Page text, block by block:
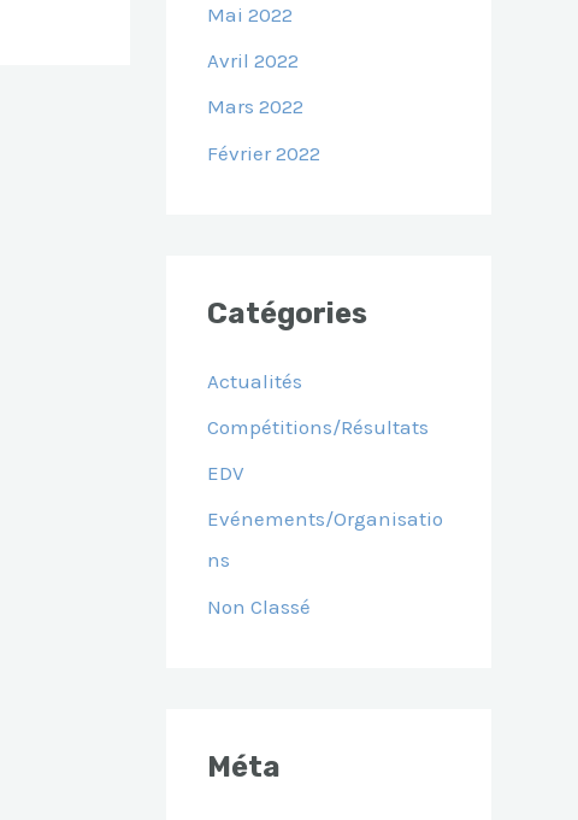
Mai 2022
Avril 2022
Mars 2022
Février 2022
Catégories
Actualités
Compétitions/Résultats
EDV
Evénements/Organisatio
Ns
Non Classé
Méta